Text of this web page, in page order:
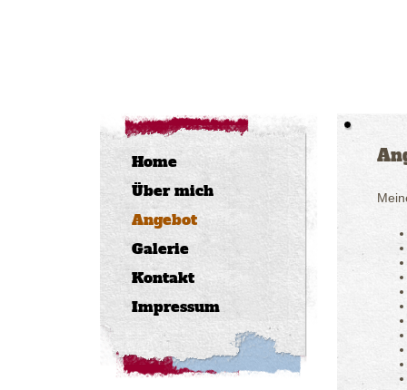
Home
Über mich
Angebot
Galerie
Kontakt
Impressum